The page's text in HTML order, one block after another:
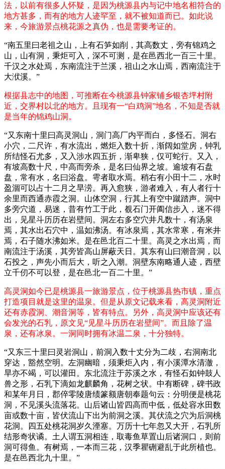
法，以前有很多人怀疑，是因为桃源县内与记中地名相符合的
地方甚多，而有的地方人迹罕至，就不被知道而已。如此说
来，今旅游景点桃花源之真伪，也是需要考证的。
“南五里曰老祖之山，上有石笋如削，其高数丈，旁有锦鸡之
山，山有洞，秉炬可入，深不可测，是在邑西北一百三十里。
千汉之水处焉，东南流注于兰溪，祖山之水山焉，西南流注于
大洑溪。”
根据县志中的地图，可推断在今桃源县钟家铺乡银杏坪村附
近，交界村以北的地方。且现有一“白鸡洞”地名，不知是否就
是当年的锦鸡山洞。
“又东南十里曰高灵洞山，洞门高厂内平而白，多怪石。洞右
小穴，二尺许，有水流出，燃炬入数十折，渐阔如堂房，钟乳
所结怪石尤多，又入涉水四五折，渐卑狭，仅可蛇行。又入，
有坡高数十尺，中高而旁杀，是名曰仙界之坡。逾坡有石盘
盘，常有水，名曰浴盘。雩者取水焉。稍右有小田十二，水时
盈涸可以占十二月之旱涝。再入愈狭，游者难入，有人者行十
余里而西通赤霞之洞。山体空洞，行其上有空中蹴踏声。洞中
多旁穴道，易迷，昔有竹工于此，覩石门开阖信步入，迷不得
出，见星斗历历在岩壁间。洞左右多空穴井凡数十，有汤泉
焉，其水出石穴中，温如沸汤。有冰泉焉，其水常寒，有米井
焉，石子随水沸如米。是在邑北百二十里。高灵之水出焉，而
南流注于汤溪，其旁皆高山屏蔽天日。其东有山曰潮音洞，以
石投之，声先小而后大，听之入潮。洞壁东南略通人迹，西壁
立千仞不可以登，是在邑北一百二十里。”
高灵洞如今已是桃源县一旅游景点，位于桃源县热市镇，重点
打造项目就是这里的温泉。但是从原文记载来看，高灵洞附近
还有赤霞洞、潮音洞等，皆有特点。另外，高灵洞中应该还有
会发光的石乳，原文见“见星斗历历在岩壁间”。而且除了温
泉，还有冰泉。一洞同时拥有冰温二泉，十分独特。
“又东三十里曰灵岩洞山，前洞入数十丈分为二歧，右洞南北
穿达，豁然空明。左洞幽暗，须秉炬入内，有小溪潭水清澈，
旱亦不竭，可以灌田。东北流注于苏溪之水，有怪石如钟鼓人
兽之形，石乳下滴如龙麒麟角，花树之状。中有断碑，碑书政
和某年月日，郡倅零陵唐绩篆额唐朝奉题句云：分明便是桃花
洞，不见溪头流落花。山后诸山皆四高而中低，低处容水田数
亩或数十亩，皆伏流山下出为前洞之溪。其伏流之穴为后洞桃
花洞。四五处桃花洞岁久湮塞。万历十七年忽又大开，石乳所
结形奇状谲。土人谓五洞相连，取毒鱼草置山后诸洞口，则前
洞可得鱼。有树焉，一本而三花，汉季瞿硎避乱于此所植也。
是在邑西北九十里。”